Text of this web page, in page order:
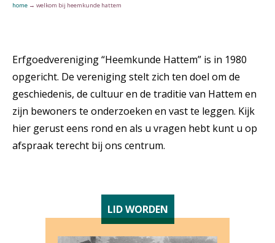
home → welkom bij heemkunde hattem
Erfgoedvereniging “Heemkunde Hattem” is in 1980
opgericht. De vereniging stelt zich ten doel om de
geschiedenis, de cultuur en de traditie van Hattem en
zijn bewoners te onderzoeken en vast te leggen. Kijk
hier gerust eens rond en als u vragen hebt kunt u op
afspraak terecht bij ons centrum.
LID WORDEN